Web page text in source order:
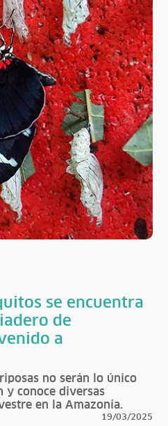
se encuentra
de
a
no serán lo único
y conoce diversas
en la Amazonía.
19/03/2025